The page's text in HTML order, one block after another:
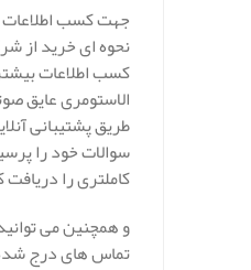
جهت کسب
نحوه ای خرید از
کسب اطلاعات
الاستومری عایق
طریق پشتیبانی
سوالات خود را
کاملتری را دریافت
و همچنین می
تماس های درج